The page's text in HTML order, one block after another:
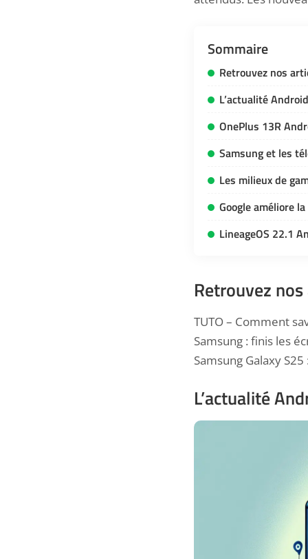
Sommaire
Retrouvez nos
L’actualité
OnePlus 13R
Samsung et les
Les milieux de
Google améliore
LineageOS 22.1
Retrouvez
TUTO – Comment
Samsung : finis les
Samsung Galaxy
L’actualité